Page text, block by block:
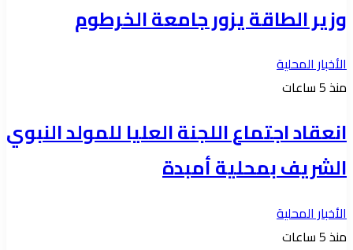
وزير الطاقة يزور جامعة الخرطوم
الأخبار المحلية
منذ 5 ساعات
انعقاد اجتماع اللجنة العليا للمولد النبوي
الشريف بمحلية أمبدة
الأخبار المحلية
منذ 5 ساعات